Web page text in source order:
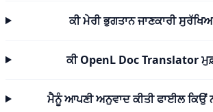
ਕੀ ਮੇਰੀ ਭੁਗਤਾਨ ਜਾਣਕਾਰੀ
ਕੀ OpenL Doc Translator
ਮੈਨੂੰ ਆਪਣੀ ਅਨੁਵਾਦ ਕੀਤੀ ਫਾਈਲ ਕਿਉਂ